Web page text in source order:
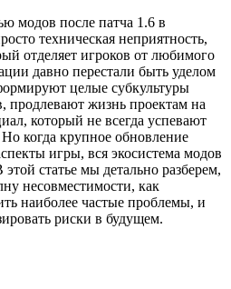
модов после патча 1.6 в
техническая неприятность,
отделяет игроков от любимого
давно перестали быть уделом
целые субкультуры
продлевают жизнь проектам на
который не всегда успевают
Но когда крупное обновление
игры, вся экосистема модов
статье мы детально разберем,
несовместимости, как
наиболее частые проблемы, и
риски в будущем.